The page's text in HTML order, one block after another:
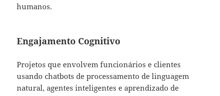
humanos.
Engajamento Cognitivo
Projetos que envolvem funcionários e clientes
usando chatbots de processamento de linguagem
natural, agentes inteligentes e aprendizado de